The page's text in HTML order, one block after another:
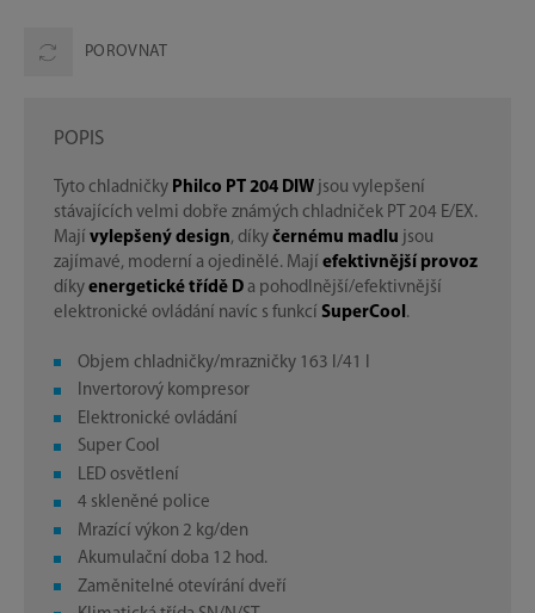
POROVNAT
POPIS
Tyto chladničky Philco PT 204 DIW jsou vylepšení
stávajících velmi dobře známých chladniček PT 204 E/EX.
Mají vylepšený design, díky černému madlu jsou
zajímavé, moderní a ojedinělé. Mají efektivnější provoz
díky energetické třídě D a pohodlnější/efektivnější
elektronické ovládání navíc s funkcí SuperCool .
Objem chladničky/mrazničky 163 l/41 l
Invertorový kompresor
Elektronické ovládání
Super Cool
LED osvětlení
4 skleněné police
Mrazící výkon 2 kg/den
Akumulační doba 12 hod.
Zaměnitelné otevírání dveří